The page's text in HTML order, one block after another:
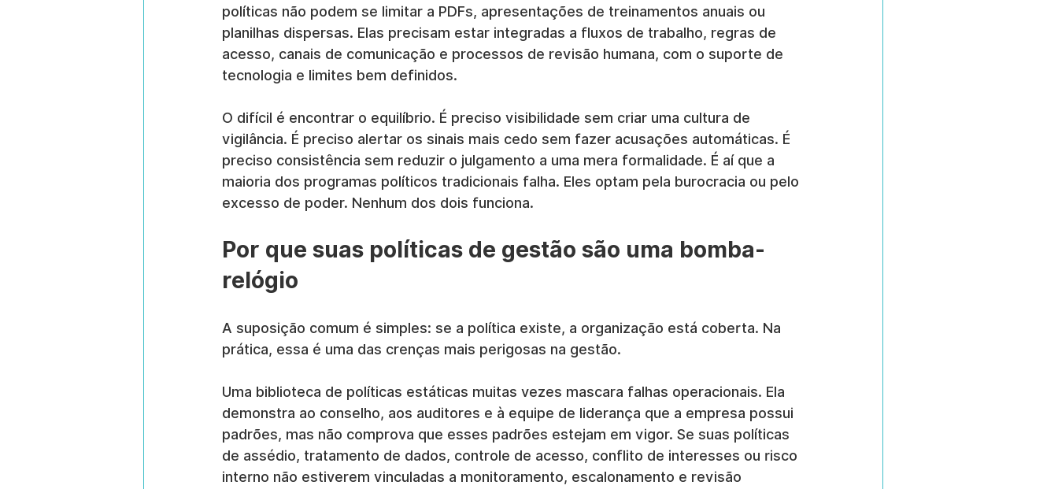
políticas não podem se limitar a PDFs, apresentações de treinamentos anuais ou
planilhas dispersas. Elas precisam estar integradas a fluxos de trabalho, regras de
acesso, canais de comunicação e processos de revisão humana, com o suporte de
tecnologia e limites bem definidos.
O difícil é encontrar o equilíbrio. É preciso visibilidade sem criar uma cultura de
vigilância. É preciso alertar os sinais mais cedo sem fazer acusações automáticas. É
preciso consistência sem reduzir o julgamento a uma mera formalidade. É aí que a
maioria dos programas políticos tradicionais falha. Eles optam pela burocracia ou pelo
excesso de poder. Nenhum dos dois funciona.
Por que suas políticas de gestão são uma bomba-
relógio
A suposição comum é simples: se a política existe, a organização está coberta. Na
prática, essa é uma das crenças mais perigosas na gestão.
Uma biblioteca de políticas estáticas muitas vezes mascara falhas operacionais. Ela
demonstra ao conselho, aos auditores e à equipe de liderança que a empresa possui
padrões, mas não comprova que esses padrões estejam em vigor. Se suas políticas
de assédio, tratamento de dados, controle de acesso, conflito de interesses ou risco
interno não estiverem vinculadas a monitoramento, escalonamento e revisão